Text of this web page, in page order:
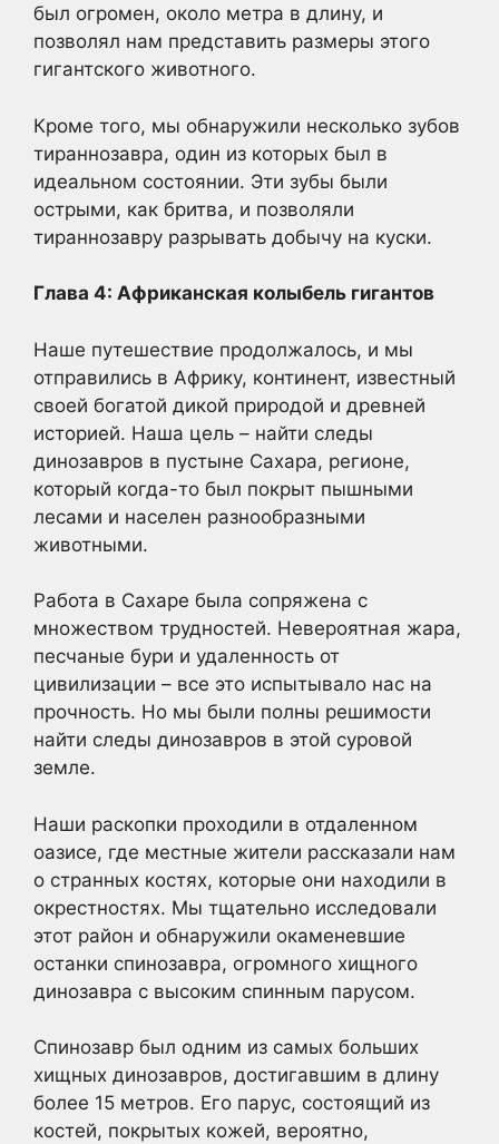
был огромен, около метра в длину, и
позволял нам представить размеры этого
гигантского животного.
Кроме того, мы обнаружили несколько зубов
тираннозавра, один из которых был в
идеальном состоянии. Эти зубы были
острыми, как бритва, и позволяли
тираннозавру разрывать добычу на куски.
Глава 4: Африканская колыбель гигантов
Наше путешествие продолжалось, и мы
отправились в Африку, континент, известный
своей богатой дикой природой и древней
историей. Наша цель – найти следы
динозавров в пустыне Сахара, регионе,
который когда-то был покрыт пышными
лесами и населен разнообразными
животными.
Работа в Сахаре была сопряжена с
множеством трудностей. Невероятная жара,
песчаные бури и удаленность от
цивилизации – все это испытывало нас на
прочность. Но мы были полны решимости
найти следы динозавров в этой суровой
земле.
Наши раскопки проходили в отдаленном
оазисе, где местные жители рассказали нам
о странных костях, которые они находили в
окрестностях. Мы тщательно исследовали
этот район и обнаружили окаменевшие
останки спинозавра, огромного хищного
динозавра с высоким спинным парусом.
Спинозавр был одним из самых больших
хищных динозавров, достигавшим в длину
более 15 метров. Его парус, состоящий из
костей, покрытых кожей, вероятно,